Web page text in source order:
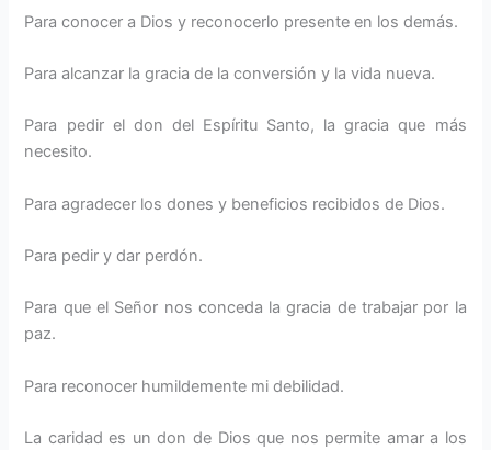
Para conocer a Dios y reconocerlo presente en los demás.
Para alcanzar la gracia de la conversión y la vida nueva.
Para pedir el don del Espíritu Santo, la gracia que más
necesito.
Para agradecer los dones y beneficios recibidos de Dios.
Para pedir y dar perdón.
Para que el Señor nos conceda la gracia de trabajar por la
paz.
Para reconocer humildemente mi debilidad.
La caridad es un don de Dios que nos permite amar a los